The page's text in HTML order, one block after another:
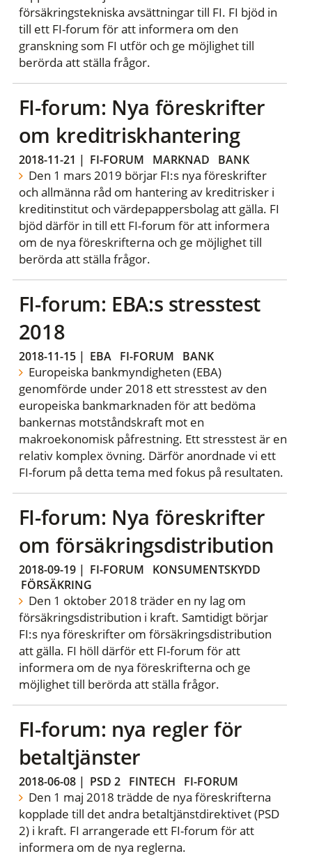
försäkringstekniska avsättningar till FI. FI bjöd in
till ett FI-forum för att informera om den
granskning som FI utför och ge möjlighet till
berörda att ställa frågor.
FI-forum: Nya föreskrifter
om kreditriskhantering
2018-11-21 | FI-FORUM MARKNAD BANK
Den 1 mars 2019 börjar FI:s nya föreskrifter
och allmänna råd om hantering av kreditrisker i
kreditinstitut och värdepappersbolag att gälla. FI
bjöd därför in till ett FI-forum för att informera
om de nya föreskrifterna och ge möjlighet till
berörda att ställa frågor.
FI-forum: EBA:s stresstest
2018
2018-11-15| EBA FI-FORUM BANK
Europeiska bankmyndigheten (EBA)
genomförde under 2018 ett stresstest av den
europeiska bankmarknaden för att bedöma
bankernas motståndskraft mot en
makroekonomisk påfrestning. Ett stresstest är en
relativ komplex övning. Därför anordnade vi ett
FI-forum på detta tema med fokus på resultaten.
FI-forum: Nya föreskrifter
om försäkringsdistribution
2018-09-19| FI-FORUM
KONSUMENTSKYDD
FÖRSÄKRING
Den 1 oktober 2018 träder en ny lag om
försäkringsdistribution i kraft. Samtidigt börjar
FI:s nya föreskrifter om försäkringsdistribution
att gälla. FI höll därför ett FI-forum för att
informera om de nya föreskrifterna och ge
möjlighet till berörda att ställa frågor.
FI-forum: nya regler för
betaltjänster
2018-06-08| PSD 2 FINTECH FI-FORUM
Den 1 maj 2018 trädde de nya föreskrifterna
kopplade till det andra betaltjänstdirektivet (PSD
2) i kraft. FI arrangerade ett FI-forum för att
informera om de nya reglerna.